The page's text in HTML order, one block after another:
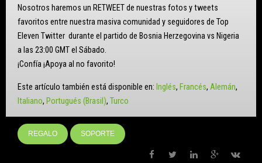
Nosotros haremos un RETWEET de nuestras fotos y tweets
favoritos entre nuestra masiva comunidad y seguidores de Top
Eleven Twitter durante el partido de Bosnia Herzegovina vs Nigeria
a las 23:00 GMT el Sábado.
¡Confía ¡Apoya al no favorito!
Este artículo también está disponible en: Inglés Francés Alemán
Italiano Portugués (Brasil) Turco
REGALO SOPORTE